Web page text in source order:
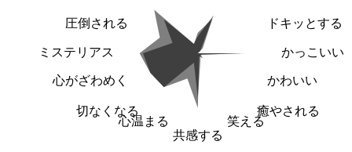
ドキッとする
かっこいい
かわいい
癒やされる
笑える
共感する
心温まる
切なくなる
心がざわめく
ミステリアス
圧倒される